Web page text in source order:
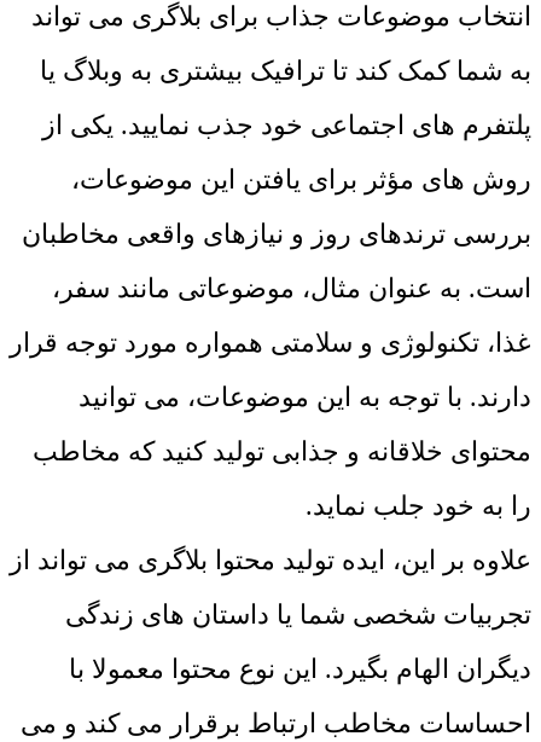
انتخاب موضوعات جذاب برای بلاگری می ‌تواند
به شما کمک کند تا ترافیک بیشتری به وبلاگ یا
پلتفرم ‌های اجتماعی خود جذب نمایید. یکی از
روش ‌های مؤثر برای یافتن این موضوعات،
بررسی ترندهای روز و نیازهای واقعی مخاطبان
است. به ‌عنوان مثال، موضوعاتی مانند سفر،
غذا، تکنولوژی و سلامتی همواره مورد توجه قرار
دارند. با توجه به این موضوعات، می ‌توانید
محتوای خلاقانه و جذابی تولید کنید که مخاطب
را به خود جلب نماید.
علاوه بر این، ایده تولید محتوا بلاگری می ‌تواند از
تجربیات شخصی شما یا داستان‌ های زندگی
دیگران الهام بگیرد. این نوع محتوا معمولا با
احساسات مخاطب ارتباط برقرار می ‌کند و می